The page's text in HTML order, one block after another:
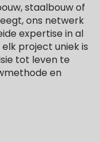
staalbouw of
ons netwerk
expertise in al
project uniek is
tot leven te
en